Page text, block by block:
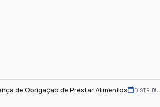
de Obrigação de Prestar Alimentos